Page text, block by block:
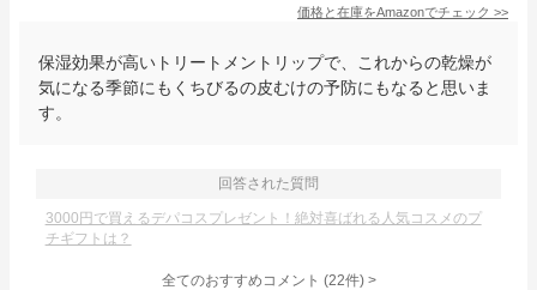
価格と在庫をAmazonでチェック >>
保湿効果が高いトリートメントリップで、これからの乾燥が
気になる季節にもくちびるの皮むけの予防にもなると思いま
す。
回答された質問
3000円で買えるデパコスプレゼント！絶対喜ばれる人気コスメのプ
チギフトは？
全てのおすすめコメント (22件) >